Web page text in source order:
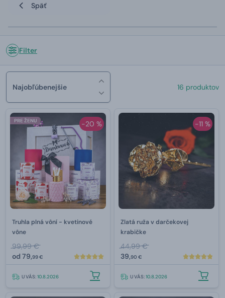
Späť
Filter
Najobľúbenejšie 16 produktov
-20 %
PRE ŽENU
Truhla plná vôní - kvetinové
vône
99,99 €
od 79,99 €
U VÁS:10.8.2026
-11 %
Zlatá ruža v darčekovej
krabičke
44,99 €
39,90 €
U VÁS:10.8.2026